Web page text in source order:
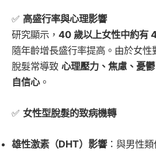
✅ 高盛行率與心理影響
研究顯示， 40 歲以上女性中約有
隨年齡增長盛行率提高。由於女性
脫髮常導致 心理壓力、焦慮、憂
自信心。
✅ 女性型脫髮的致病機轉
雄性激素（DHT）影響：與男性